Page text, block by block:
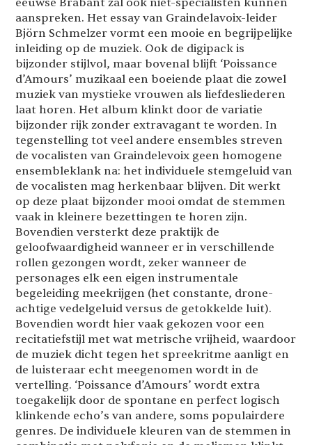
aanspreken. Het essay van Graindelavoix-leider
Björn Schmelzer vormt een mooie en begrijpelijke
inleiding op de muziek. Ook de digipack is
bijzonder stijlvol, maar bovenal blijft ‘Poissance
d’Amours’ muzikaal een boeiende plaat die zowel
muziek van mystieke vrouwen als liefdesliederen
laat horen. Het album klinkt door de variatie
bijzonder rijk zonder extravagant te worden. In
tegenstelling tot veel andere ensembles streven
de vocalisten van Graindelevoix geen homogene
ensembleklank na: het individuele stemgeluid van
de vocalisten mag herkenbaar blijven. Dit werkt
op deze plaat bijzonder mooi omdat de stemmen
vaak in kleinere bezettingen te horen zijn.
Bovendien versterkt deze praktijk de
geloofwaardigheid wanneer er in verschillende
rollen gezongen wordt, zeker wanneer de
personages elk een eigen instrumentale
begeleiding meekrijgen (het constante, drone-
achtige vedelgeluid versus de getokkelde luit).
Bovendien wordt hier vaak gekozen voor een
recitatiefstijl met wat metrische vrijheid, waardoor
de muziek dicht tegen het spreekritme aanligt en
de luisteraar echt meegenomen wordt in de
vertelling. ‘Poissance d’Amours’ wordt extra
toegakelijk door de spontane en perfect logisch
klinkende echo’s van andere, soms populairdere
genres. De individuele kleuren van de stemmen in